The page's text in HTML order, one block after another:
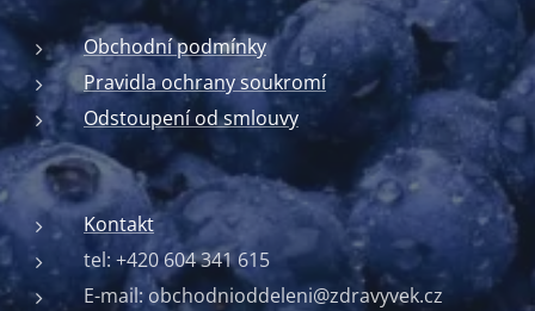
Obchodní podmínky
Pravidla ochrany soukromí
Odstoupení od smlouvy
Kontakt
tel: +420 604 341 615
E-mail: obchodnioddeleni@zdravyvek.cz